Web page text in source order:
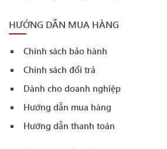
HƯỚNG DẪN MUA HÀNG
Chính sách bảo hành
Chính sách đổi trả
Dành cho doanh nghiệp
Hướng dẫn mua hàng
Hướng dẫn thanh toán